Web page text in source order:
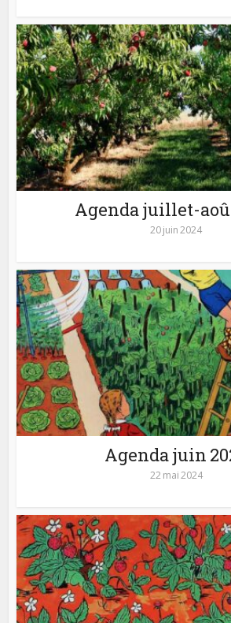
Agenda juillet-
20 juin 2024
Agenda juin
22 mai 2024